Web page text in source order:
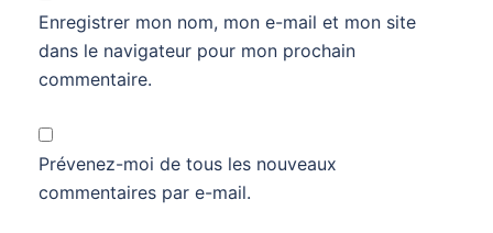
Enregistrer mon nom, mon e-mail et mon site
dans le navigateur pour mon prochain
commentaire.
Prévenez-moi de tous les nouveaux
commentaires par e-mail.